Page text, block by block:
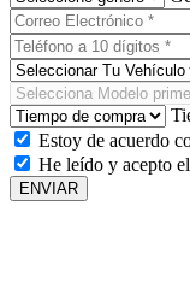
Estoy de acuerdo
He leído y acepto el